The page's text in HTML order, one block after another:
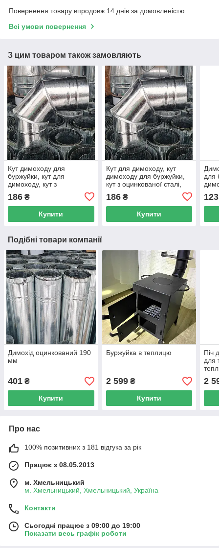
Повернення товару впродовж 14 днів за домовленістю
Всі умови повернення
З цим товаром також замовляють
Кут димоходу для
буржуйки, кут для
димоходу, кут з
оцинкованої сталі, кут для
вентиляції
186 ₴
Купити
Кут для димоходу, кут
димоходу для буржуйки,
кут з оцинкованої сталі,
186₴
Купити
для
123
Подібні товари компанії
Димохід оцинкований 190
мм
401 ₴
Купити
Буржуйка в теплицю
2 599₴
Купити
Піч
для
2
Про нас
100% позитивних з 181 відгука за рік
Працює з 08.05.2013
м. Хмельницький
м. Хмельницький, Хмельницький, Україна
Контакти
Сьогодні працює з 09:00 до 19:00
Показати весь графік роботи